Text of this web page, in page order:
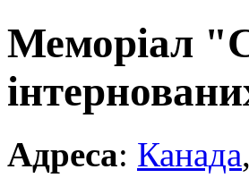
Меморіал
Адреса: Канада,